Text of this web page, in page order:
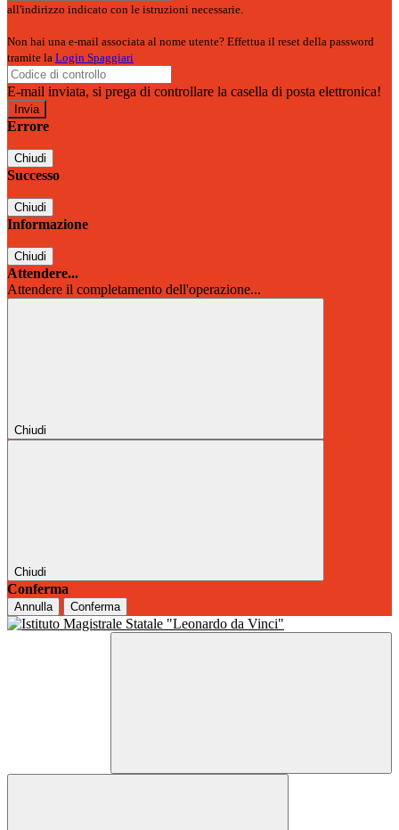
all'indirizzo indicato con le istruzioni necessarie.
Non hai una e-mail associata al nome utente? Effettua il reset della password
tramite la Login Spaggiari
E-mail inviata, si prega di controllare la casella di posta elettronica!
Errore
Chiudi
Successo
Chiudi
Informazione
Chiudi
Attendere...
Attendere il completamento dell'operazione...
Chiudi
Chiudi
Conferma
Annulla Conferma